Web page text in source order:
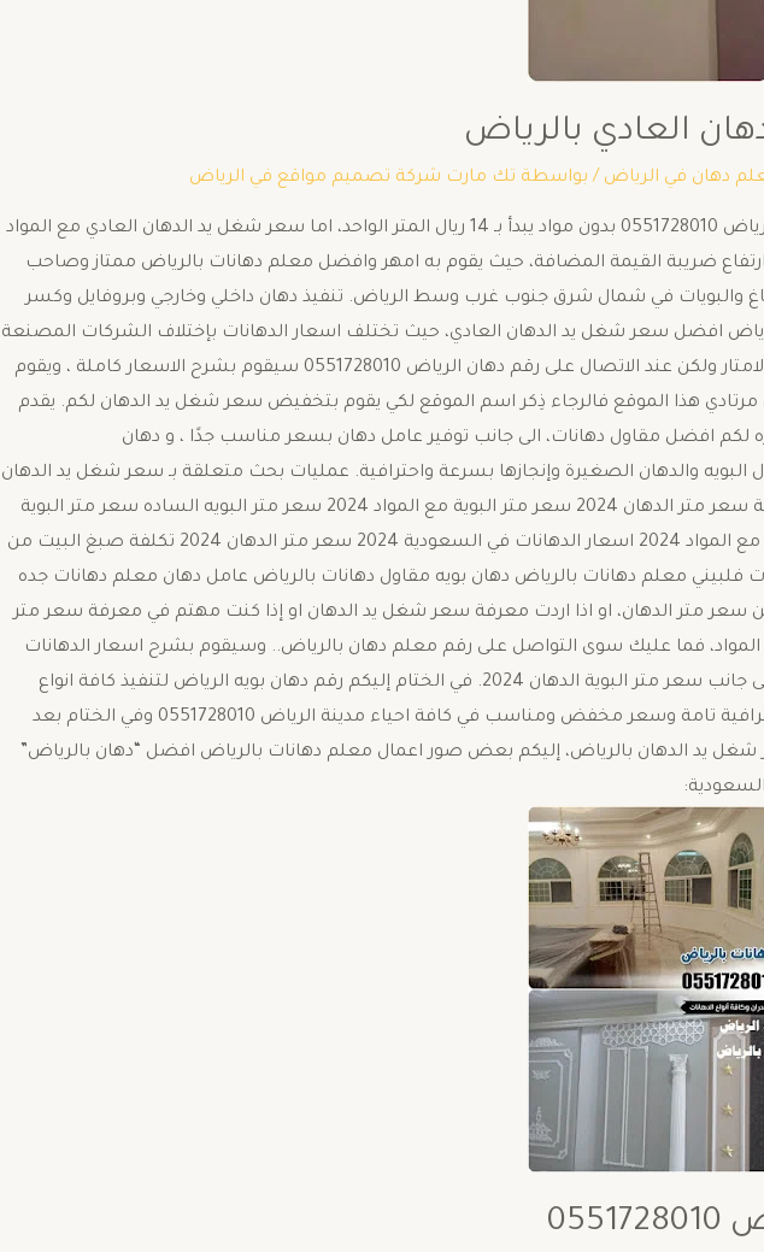
العادي بالرياض
دهان في الرياض / بواسطة تك مارت شركة تصميم مواقع في الرياض
سعر شغل يد الدهان العادي بالرياض 0551728010 بدون مواد يبدأ بـ 14 ريال المتر الواحد، اما سعر شغل يد الدهان العادي مع المواد
الواحد بعد ارتفاع ضريبة القيمة المضافة، حيث يقوم به امهر وافضل معلم دهانات بالرياض ممتاز وصاحب
والبويات في شمال شرق جنوب غرب وسط الرياض. تنفيذ دهان داخلي وخارجي وبروفايل وكسر
افضل سعر شغل يد الدهان العادي، حيث تختلف اسعار الدهانات بإختلاف الشركات المصنعة
وجودة الدهان وخصائصة وعدد الامتار ولكن عند الاتصال على رقم دهان الرياض 0551728010 سيقوم بشرح الاسعار كاملة ، ويقوم
هذا الموقع فالرجاء ذِكر اسم الموقع لكي يقوم بتخفيض سعر شغل يد الدهان لكم. يقدم
لكم افضل مقاول دهانات، الى جانب توفير عامل دهان بسعر مناسب جدًا ، و دهان
البويه والدهان الصغيرة وإنجازها بسرعة واحترافية. عمليات بحث متعلقة بـ سعر شغل يد الدهان
على محرك بحث قوقل السعودية سعر متر الدهان 2024 سعر متر البوية مع المواد 2024 سعر متر البويه الساده سعر متر البوية
مع المواد 2024 سعر متر البوية مع المواد 2024 اسعار الدهانات في السعودية 2024 سعر متر الدهان 2024 تكلفة صبغ البيت من
فلبيني معلم دهانات بالرياض دهان بويه مقاول دهانات بالرياض عامل دهان معلم دهانات جده
سعر متر الدهان، او اذا اردت معرفة سعر شغل يد الدهان او إذا كنت مهتم في معرفة سعر متر
المواد، فما عليك سوى التواصل على رقم معلم دهان بالرياض.. وسيقوم بشرح اسعار الدهانات
وتكلفة صبغ البيت من الخارج الى جانب سعر متر البوية الدهان 2024. في الختام إليكم رقم دهان بويه الرياض لتنفيذ كافة انواع
الدهانات الداخلية والخارجية بإحترافية تامة وسعر مخفض ومناسب في كافة احياء مدينة الرياض 0551728010 وفي الختام بعد
شغل يد الدهان بالرياض، إليكم بعض صور اعمال معلم دهانات بالرياض افضل “دهان بالرياض”